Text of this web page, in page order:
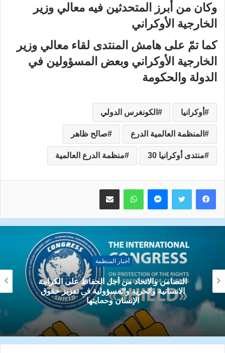
وكان من أبرز المتحدثين فيه معالي وزير
الخارجية الأوكراني
كما تمّ على هامش المنتدى لقاء معالي وزير
الخارجية الأوكراني وبعض المسؤولين في
الدولة والحكومة
أوكرانيا الكونغرس الدولي
المنظمة العالمية الدرع صالح ظاهر
منتدى أوكرانيا 30 منظمة الدرع العالمية
ماسنجر واتساب مشاركة عبر البريد
أخبار المنظمة
إسرائيل تستخدم التجويع والحصار كأداة للحرب ضد
الفلسطينيين في غزة